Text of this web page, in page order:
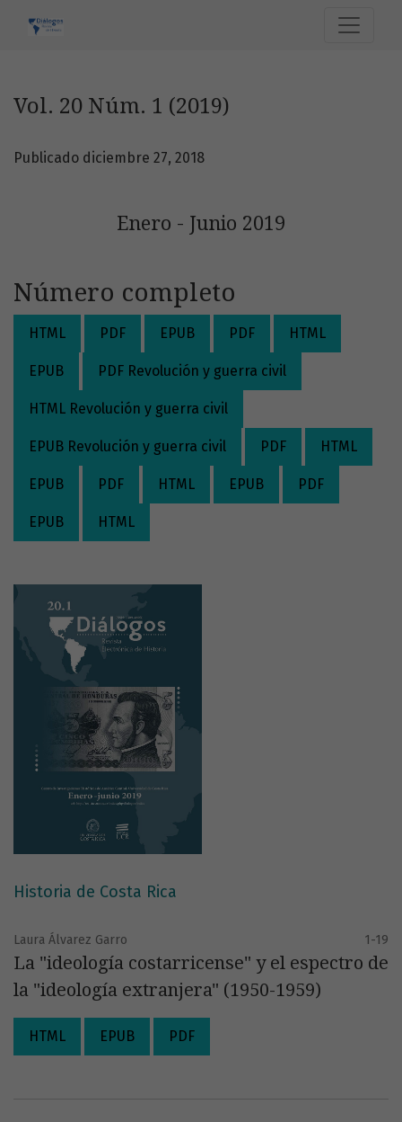
Vol. 20 Núm. 1 (2019)
Publicado diciembre 27, 2018
Enero - Junio 2019
Número completo
HTML PDF EPUB PDF HTML
EPUB PDF Revolución y guerra civil
HTML Revolución y guerra civil
EPUB Revolución y guerra civil PDF HTML
EPUB PDF HTML EPUB PDF
EPUB HTML
Historia de Costa Rica
Laura Álvarez Garro 1-19
La "ideología costarricense" y el espectro de
la "ideología extranjera" (1950-1959)
HTML EPUB PDF